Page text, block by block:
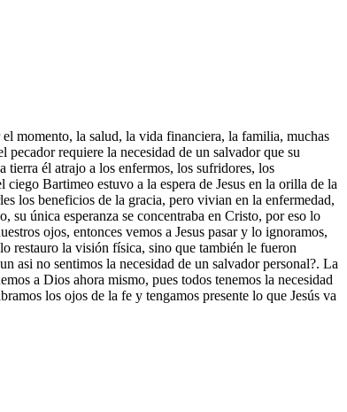
momento, la salud, la vida financiera, la familia, muchas
requiere la necesidad de un salvador que su
tierra él atrajo a los enfermos, los sufridores, los
Bartimeo estuvo a la espera de Jesus en la orilla de la
los beneficios de la gracia, pero vivian en la enfermedad,
su única esperanza se concentraba en Cristo, por eso lo
ojos, entonces vemos a Jesus pasar y lo ignoramos,
restauro la visión física, sino que también le fueron
asi no sentimos la necesidad de un salvador personal?. La
a Dios ahora mismo, pues todos tenemos la necesidad
los ojos de la fe y tengamos presente lo que Jesús va